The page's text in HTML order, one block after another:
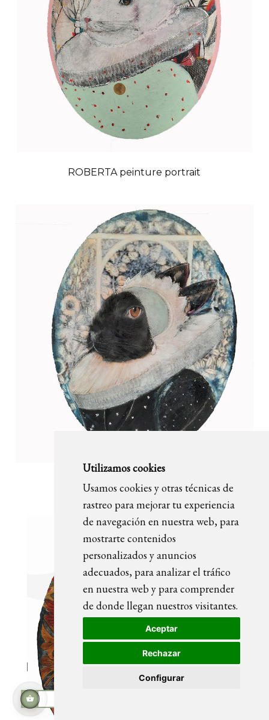
Utilizamos cookies
Usamos cookies y otras técnicas de
rastreo para mejorar tu experiencia
de navegación en nuestra web, para
mostrarte contenidos
personalizados y anuncios
adecuados, para analizar el tráfico
en nuestra web y para comprender
de donde llegan nuestros visitantes.
Aceptar
Rechazar
Configurar
ROBERTA peinture portrait
OLIVIA peinture portrait